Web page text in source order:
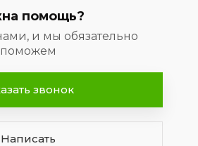
помощь?
и мы обязательно
поможем
звонок
Написать